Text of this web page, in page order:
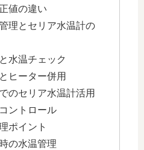
値の違い
理とセリア水温計の
水温チェック
ヒーター併用
のセリア水温計活用
ントロール
ポイント
の水温管理